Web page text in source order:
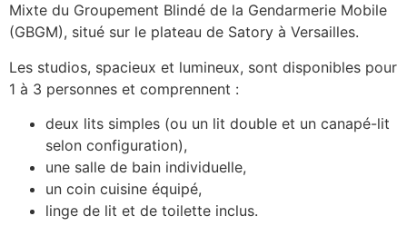
Mixte du Groupement Blindé de la Gendarmerie Mobile
(GBGM), situé sur le plateau de Satory à Versailles.
Les studios, spacieux et lumineux, sont disponibles pour
1 à 3 personnes et comprennent :
deux lits simples (ou un lit double et un canapé-lit
selon configuration),
une salle de bain individuelle,
un coin cuisine équipé,
linge de lit et de toilette inclus.